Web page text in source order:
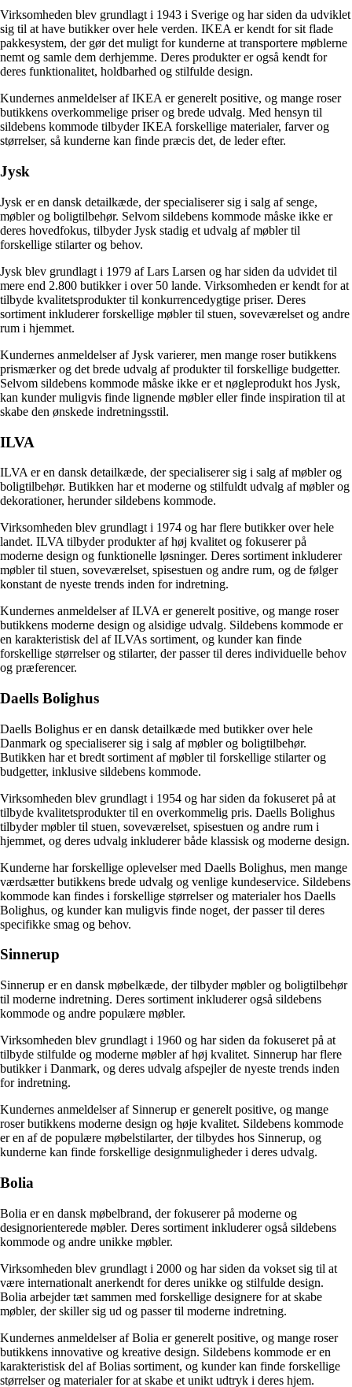
Virksomheden blev grundlagt i 1943 i Sverige og har siden da udviklet
sig til at have butikker over hele verden. IKEA er kendt for sit flade
pakkesystem, der gør det muligt for kunderne at transportere møblerne
nemt og samle dem derhjemme. Deres produkter er også kendt for
deres funktionalitet, holdbarhed og stilfulde design.
Kundernes anmeldelser af IKEA er generelt positive, og mange roser
butikkens overkommelige priser og brede udvalg. Med hensyn til
sildebens kommode tilbyder IKEA forskellige materialer, farver og
størrelser, så kunderne kan finde præcis det, de leder efter.
Jysk
Jysk er en dansk detailkæde, der specialiserer sig i salg af senge,
møbler og boligtilbehør. Selvom sildebens kommode måske ikke er
deres hovedfokus, tilbyder Jysk stadig et udvalg af møbler til
forskellige stilarter og behov.
Jysk blev grundlagt i 1979 af Lars Larsen og har siden da udvidet til
mere end 2.800 butikker i over 50 lande. Virksomheden er kendt for at
tilbyde kvalitetsprodukter til konkurrencedygtige priser. Deres
sortiment inkluderer forskellige møbler til stuen, soveværelset og andre
rum i hjemmet.
Kundernes anmeldelser af Jysk varierer, men mange roser butikkens
prismærker og det brede udvalg af produkter til forskellige budgetter.
Selvom sildebens kommode måske ikke er et nøgleprodukt hos Jysk,
kan kunder muligvis finde lignende møbler eller finde inspiration til at
skabe den ønskede indretningsstil.
ILVA
ILVA er en dansk detailkæde, der specialiserer sig i salg af møbler og
boligtilbehør. Butikken har et moderne og stilfuldt udvalg af møbler og
dekorationer, herunder sildebens kommode.
Virksomheden blev grundlagt i 1974 og har flere butikker over hele
landet. ILVA tilbyder produkter af høj kvalitet og fokuserer på
moderne design og funktionelle løsninger. Deres sortiment inkluderer
møbler til stuen, soveværelset, spisestuen og andre rum, og de følger
konstant de nyeste trends inden for indretning.
Kundernes anmeldelser af ILVA er generelt positive, og mange roser
butikkens moderne design og alsidige udvalg. Sildebens kommode er
en karakteristisk del af ILVAs sortiment, og kunder kan finde
forskellige størrelser og stilarter, der passer til deres individuelle behov
og præferencer.
Daells Bolighus
Daells Bolighus er en dansk detailkæde med butikker over hele
Danmark og specialiserer sig i salg af møbler og boligtilbehør.
Butikken har et bredt sortiment af møbler til forskellige stilarter og
budgetter, inklusive sildebens kommode.
Virksomheden blev grundlagt i 1954 og har siden da fokuseret på at
tilbyde kvalitetsprodukter til en overkommelig pris. Daells Bolighus
tilbyder møbler til stuen, soveværelset, spisestuen og andre rum i
hjemmet, og deres udvalg inkluderer både klassisk og moderne design.
Kunderne har forskellige oplevelser med Daells Bolighus, men mange
værdsætter butikkens brede udvalg og venlige kundeservice. Sildebens
kommode kan findes i forskellige størrelser og materialer hos Daells
Bolighus, og kunder kan muligvis finde noget, der passer til deres
specifikke smag og behov.
Sinnerup
Sinnerup er en dansk møbelkæde, der tilbyder møbler og boligtilbehør
til moderne indretning. Deres sortiment inkluderer også sildebens
kommode og andre populære møbler.
Virksomheden blev grundlagt i 1960 og har siden da fokuseret på at
tilbyde stilfulde og moderne møbler af høj kvalitet. Sinnerup har flere
butikker i Danmark, og deres udvalg afspejler de nyeste trends inden
for indretning.
Kundernes anmeldelser af Sinnerup er generelt positive, og mange
roser butikkens moderne design og høje kvalitet. Sildebens kommode
er en af de populære møbelstilarter, der tilbydes hos Sinnerup, og
kunderne kan finde forskellige designmuligheder i deres udvalg.
Bolia
Bolia er en dansk møbelbrand, der fokuserer på moderne og
designorienterede møbler. Deres sortiment inkluderer også sildebens
kommode og andre unikke møbler.
Virksomheden blev grundlagt i 2000 og har siden da vokset sig til at
være internationalt anerkendt for deres unikke og stilfulde design.
Bolia arbejder tæt sammen med forskellige designere for at skabe
møbler, der skiller sig ud og passer til moderne indretning.
Kundernes anmeldelser af Bolia er generelt positive, og mange roser
butikkens innovative og kreative design. Sildebens kommode er en
karakteristisk del af Bolias sortiment, og kunder kan finde forskellige
størrelser og materialer for at skabe et unikt udtryk i deres hjem.